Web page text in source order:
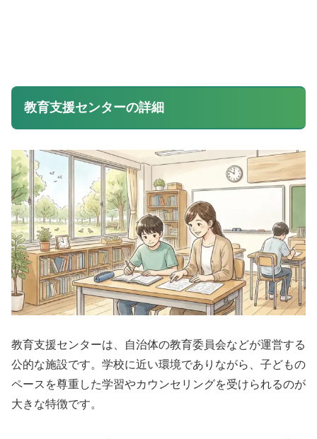
教育支援センターの詳細
教育支援センターは、自治体の教育委員会などが運営する
公的な施設です。学校に近い環境でありながら、子どもの
ペースを尊重した学習やカウンセリングを受けられるのが
大きな特徴です。